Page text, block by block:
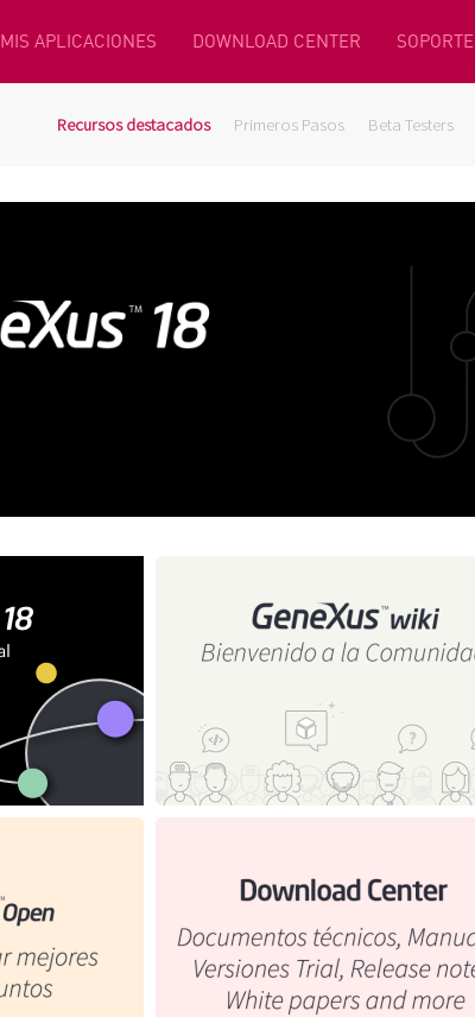
MIS APLICACIONES DOWNLOAD CENTER SOPORTE
Recursos destacados Primeros Pasos Beta Testers